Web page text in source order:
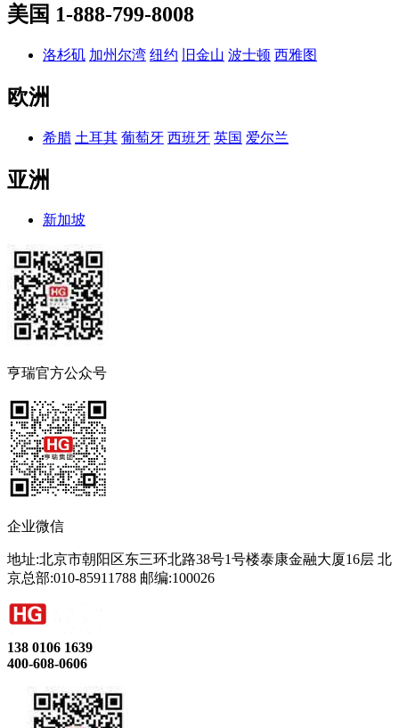
美国 1-888-799-8008
洛杉矶 加州尔湾 纽约 旧金山 波士顿 西雅图
欧洲
希腊 土耳其 葡萄牙 西班牙 英国 爱尔兰
亚洲
新加坡
亨瑞官方公众号
企业微信
地址:北京市朝阳区东三环北路38号1号楼泰康金融大厦16层 北
京总部:010-85911788 邮编:100026
138 0106 1639
400-608-0606